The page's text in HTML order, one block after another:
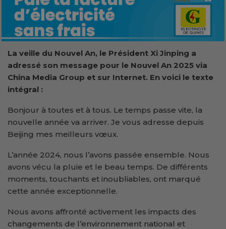
La veille du Nouvel An, le Président Xi Jinping a
adressé son message pour le Nouvel An 2025 via
China Media Group et sur Internet. En voici le texte
intégral :
Bonjour à toutes et à tous. Le temps passe vite, la
nouvelle année va arriver. Je vous adresse depuis
Beijing mes meilleurs vœux.
L’année 2024, nous l’avons passée ensemble. Nous
avons vécu la pluie et le beau temps. De différents
moments, touchants et inoubliables, ont marqué
cette année exceptionnelle.
Nous avons affronté activement les impacts des
changements de l’environnement national et